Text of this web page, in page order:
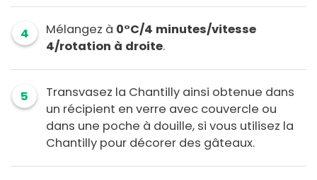
4 Mélangez à 0°C/4 minutes/vitesse
4/rotation à droite.
5
Transvasez la Chantilly ainsi obtenue dans
un récipient en verre avec couvercle ou
dans une poche à douille, si vous utilisez la
Chantilly pour décorer des gâteaux.